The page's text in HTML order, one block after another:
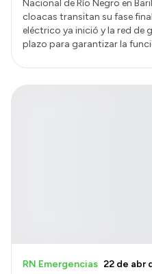
Nacional de Río Negro en
cloacas transitan su fase
eléctrico ya inició y la red de
plazo para garantizar la
RN Emergencias 22 de abr